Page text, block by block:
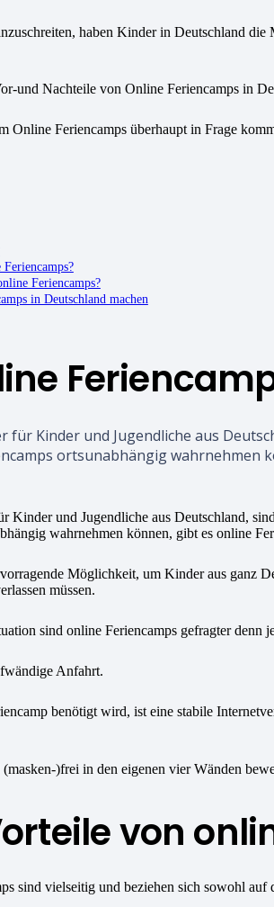
haben Kinder in Deutschland
und Nachteile von Online Feriencamps in
Online Feriencamps überhaupt in Frage
Feriencamps?
in Deutschland machen
für Kinder und Jugendliche aus
ortsunabhängig wahrnehmen
Möglichkeit, um Kinder aus ganz
müssen.
sind online Feriencamps gefragter denn
Anfahrt.
benötigt wird, ist eine stabile
)frei in den eigenen vier Wänden
von
sind vielseitig und beziehen sich sowohl auf